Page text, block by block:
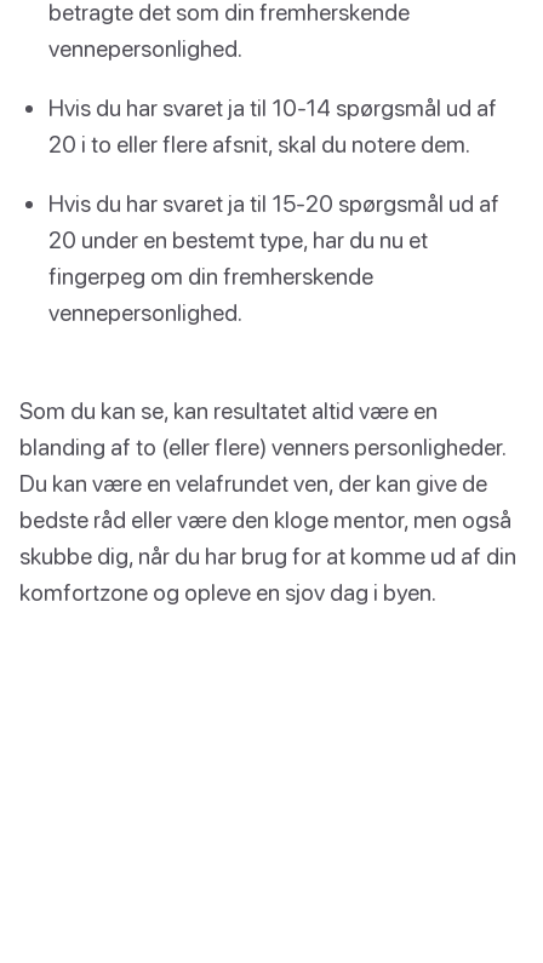
betragte det som din fremherskende
vennepersonlighed.
Hvis du har svaret ja til 10-14 spørgsmål ud af
20 i to eller flere afsnit, skal du notere dem.
Hvis du har svaret ja til 15-20 spørgsmål ud af
20 under en bestemt type, har du nu et
fingerpeg om din fremherskende
vennepersonlighed.
Som du kan se, kan resultatet altid være en
blanding af to (eller flere) venners personligheder.
Du kan være en velafrundet ven, der kan give de
bedste råd eller være den kloge mentor, men også
skubbe dig, når du har brug for at komme ud af din
komfortzone og opleve en sjov dag i byen.